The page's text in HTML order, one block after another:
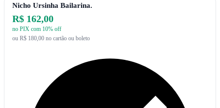
Nicho Ursinha Bailarina.
R$ 162,00
no PIX com 10% off
ou R$ 180,00 no cartão ou boleto